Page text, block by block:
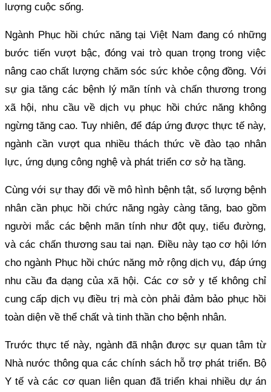
lượng cuộc sống.
Ngành Phục hồi chức năng tại Việt Nam đang có những
bước tiến vượt bậc, đóng vai trò quan trọng trong việc
nâng cao chất lượng chăm sóc sức khỏe cộng đồng. Với
sự gia tăng các bệnh lý mãn tính và chấn thương trong
xã hội, nhu cầu về dịch vụ phục hồi chức năng không
ngừng tăng cao. Tuy nhiên, để đáp ứng được thực tế này,
ngành cần vượt qua nhiều thách thức về đào tạo nhân
lực, ứng dụng công nghệ và phát triển cơ sở hạ tầng.
Cùng với sự thay đổi về mô hình bệnh tật, số lượng bệnh
nhân cần phục hồi chức năng ngày càng tăng, bao gồm
người mắc các bệnh mãn tính như đột quỵ, tiểu đường,
và các chấn thương sau tai nạn. Điều này tạo cơ hội lớn
cho ngành Phục hồi chức năng mở rộng dịch vụ, đáp ứng
nhu cầu đa dạng của xã hội. Các cơ sở y tế không chỉ
cung cấp dịch vụ điều trị mà còn phải đảm bảo phục hồi
toàn diện về thể chất và tinh thần cho bệnh nhân.
Trước thực tế này, ngành đã nhận được sự quan tâm từ
Nhà nước thông qua các chính sách hỗ trợ phát triển. Bộ
Y tế và các cơ quan liên quan đã triển khai nhiều dự án